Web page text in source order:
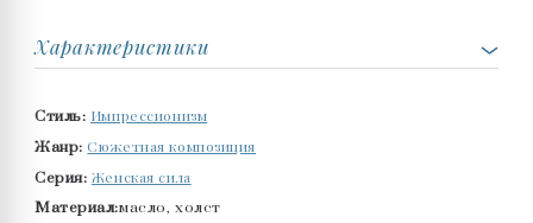
Характеристики
Стиль: Импрессионизм
Жанр: Сюжетная композиция
Серия: Женская сила
Материал:масло, холст